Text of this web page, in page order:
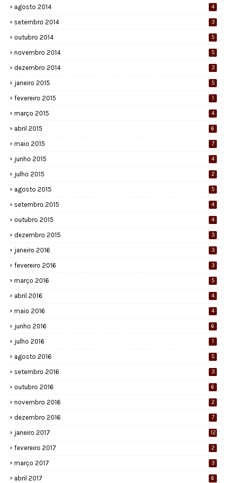
agosto 2014 4
setembro 2014 3
outubro 2014 5
novembro 2014 5
dezembro 2014 3
janeiro 2015 5
fevereiro 2015 1
março 2015 4
abril 2015 6
maio 2015 7
junho 2015 4
julho 2015 2
agosto 2015 5
setembro 2015 4
outubro 2015 4
dezembro 2015 3
janeiro 2016 3
fevereiro 2016 3
março 2016 5
abril 2016 4
maio 2016 4
junho 2016 6
julho 2016 1
agosto 2016 5
setembro 2016 3
outubro 2016 6
novembro 2016 2
dezembro 2016 7
janeiro 2017 12
fevereiro 2017 2
março 2017 3
abril 2017 6